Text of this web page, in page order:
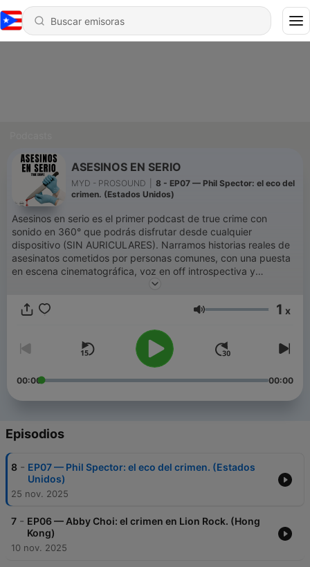
ASESINOS EN SERIO
MYD - PROSOUND
8 - EP07 — Phil Spector: el eco del
crimen. (Estados Unidos)
Asesinos en serio es el primer podcast de true crime con
sonido en 360° que podrás disfrutar desde cualquier
dispositivo (SIN AURICULARES). Narramos historias reales de
asesinatos cometidos por personas comunes, con una puesta
en escena cinematográfica, voz en off introspectiva y
reconstrucciones que te harán dudar de todo. Cada episodio
Casos icónicos de Latinoamérica y el mundo. 🧠 Enfoque
semana. www.prosound.com.ar
Volumen 1 x
00:00 00:00
Episodios
8 - EP07 — Phil Spector: el eco del crimen. (Estados
Unidos)
25 nov. 2025
7 - EP06 — Abby Choi: el crimen en Lion Rock. (Hong
Kong)
10 nov. 2025